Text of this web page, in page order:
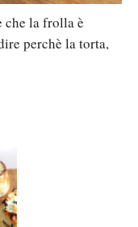
che la frolla è
perchè la torta,